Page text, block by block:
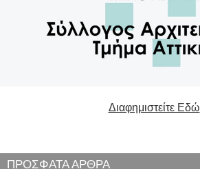
Διαφημιστείτε Εδώ
ΠΡΟΣΦΑΤΑ ΑΡΘΡΑ